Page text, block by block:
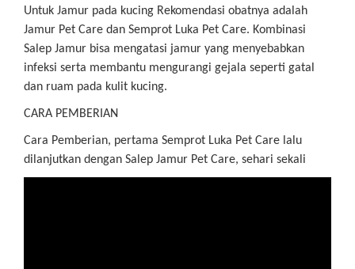
Untuk Jamur pada kucing Rekomendasi obatnya adalah
Jamur Pet Care dan Semprot Luka Pet Care. Kombinasi
Salep Jamur bisa mengatasi jamur yang menyebabkan
infeksi serta membantu mengurangi gejala seperti gatal
dan ruam pada kulit kucing.
CARA PEMBERIAN
Cara Pemberian, pertama Semprot Luka Pet Care lalu
dilanjutkan dengan Salep Jamur Pet Care, sehari sekali